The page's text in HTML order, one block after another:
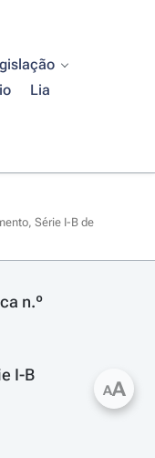
Lia
Série I-B de
n.º
I-B
AA